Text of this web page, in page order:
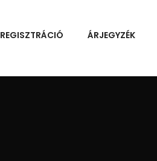
REGISZTRÁCIÓ ÁRJEGYZÉK